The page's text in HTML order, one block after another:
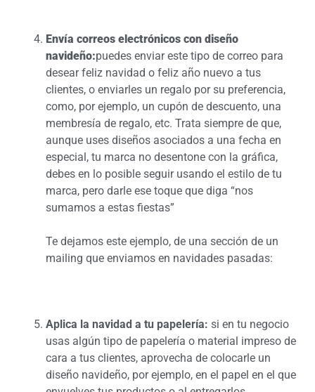
Envía correos electrónicos con diseño
navideño:puedes enviar este tipo de correo para
desear feliz navidad o feliz año nuevo a tus
clientes, o enviarles un regalo por su preferencia,
como, por ejemplo, un cupón de descuento, una
membresía de regalo, etc. Trata siempre de que,
aunque uses diseños asociados a una fecha en
especial, tu marca no desentone con la gráfica,
debes en lo posible seguir usando el estilo de tu
marca, pero darle ese toque que diga “nos
sumamos a estas fiestas”
Te dejamos este ejemplo, de una sección de un
mailing que enviamos en navidades pasadas:
Aplica la navidad a tu papelería: si en tu negocio
usas algún tipo de papelería o material impreso de
cara a tus clientes, aprovecha de colocarle un
diseño navideño, por ejemplo, en el papel en el que